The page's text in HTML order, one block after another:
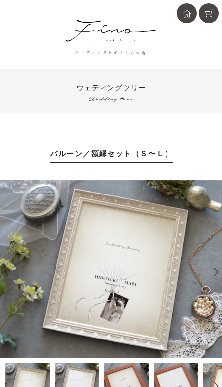
ウェディングとギフトのお店
ウェディングツリー
Wedding tree
記念の写真入りウェディングバルーンの額縁セット
バルーン／額縁セット（Ｓ〜Ｌ）